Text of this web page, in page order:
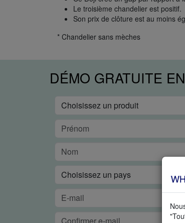
Le troisième chandelier est positif.
Son prix de clôture est au moins
* Chandelier sans mèches
DÉMO GRATUITE